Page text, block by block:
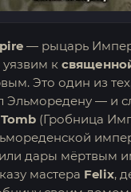
— рыцарь
уязвим к
Это один из
Эльморедену — и
(Гробница
дары мёртвым
мастера Felix,